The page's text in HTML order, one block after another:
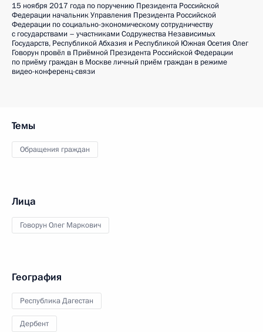
15 ноября 2017 года по поручению Президента Российской
Федерации начальник Управления Президента Российской
Федерации по социально-экономическому сотрудничеству
с государствами – участниками Содружества Независимых
Государств, Республикой Абхазия и Республикой Южная Осетия Олег
Говорун провёл в Приёмной Президента Российской Федерации
по приёму граждан в Москве личный приём граждан в режиме
видео-конференц-связи
Темы
Обращения граждан
Лица
Говорун Олег Маркович
География
Республика Дагестан
Дербент